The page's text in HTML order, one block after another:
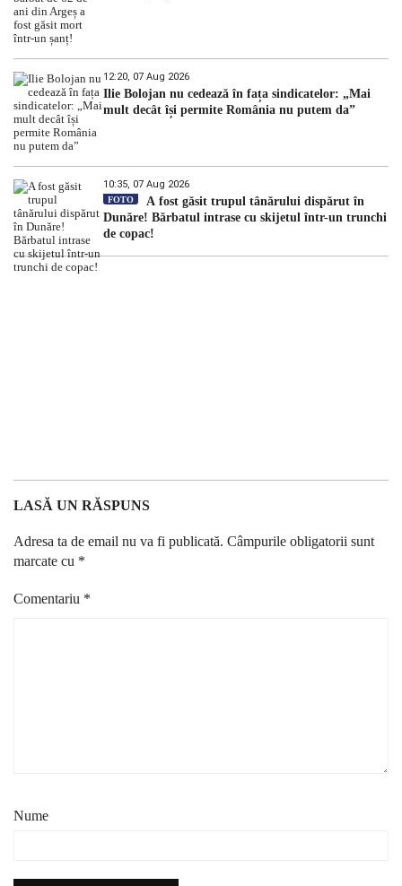
12:20, 07 Aug 2026
Ilie Bolojan nu cedează în fața sindicatelor: „Mai
mult decât își permite România nu putem da”
10:35, 07 Aug 2026
FOTO
A fost găsit trupul tânărului dispărut în
Dunăre! Bărbatul intrase cu skijetul într-un trunchi
de copac!
LASĂ UN RĂSPUNS
Adresa ta de email nu va fi publicată. Câmpurile obligatorii sunt
marcate cu *
Comentariu *
Nume